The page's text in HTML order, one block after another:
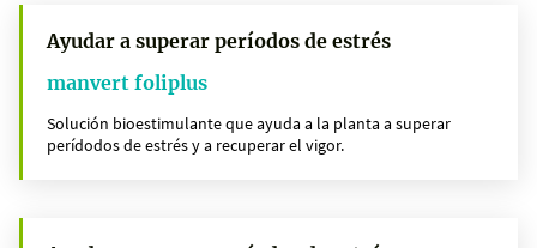
Ayudar a superar períodos de estrés
manvert foliplus
Solución bioestimulante que ayuda a la planta a superar
perídodos de estrés y a recuperar el vigor.